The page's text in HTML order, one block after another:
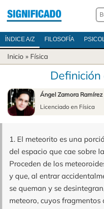
ÍNDICE A/Z FILOSOFÍA
Inicio » Física
Ángel Zamora Ramírez
Licenciado en Física
1. El meteorito es una
del espacio que cae sobre
Proceden de los
y que, al entrar
se queman y se
meteoro, cuyos